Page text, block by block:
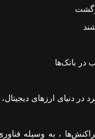
بانک‌ها
در دنیای ارزهای
، به وسیله